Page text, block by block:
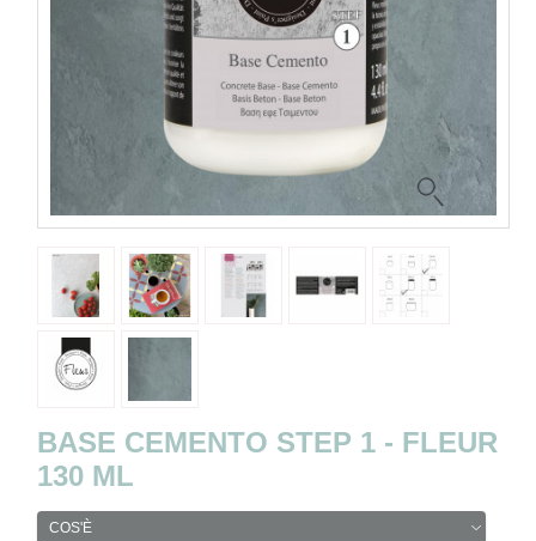
BASE CEMENTO STEP 1 - FLEUR
130 ML
COS'È